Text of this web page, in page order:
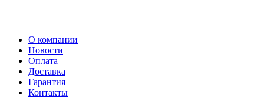
О компании
Новости
Оплата
Доставка
Гарантия
Контакты